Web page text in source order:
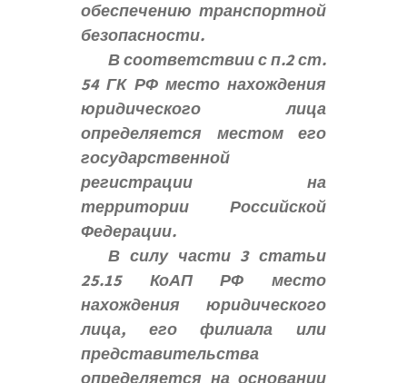
обеспечению транспортной
безопасности.
В соответствии с п.2 ст.
54 ГК РФ место нахождения
юридического лица
определяется местом его
государственной
регистрации на
территории Российской
Федерации.
В силу части 3 статьи
25.15 КоАП РФ место
нахождения юридического
лица, его филиала или
представительства